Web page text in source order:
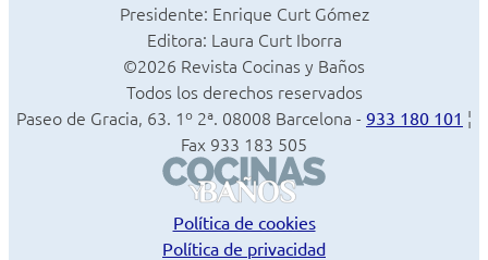
Presidente: Enrique Curt Gómez
Editora: Laura Curt Iborra
©2026 Revista Cocinas y Baños
Todos los derechos reservados
Paseo de Gracia, 63. 1º 2ª. 08008 Barcelona - 933 180 101 ¦
Fax 933 183 505
Política de cookies
Política de privacidad